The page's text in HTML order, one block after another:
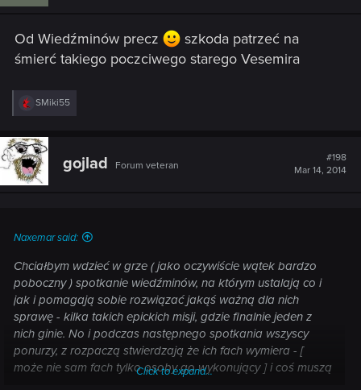
Od Wiedźminów precz
szkoda patrzeć na
śmierć takiego poczciwego starego Vesemira
R
e
c
t
i
o
SMiki55
gojlad Forum veteran
#198
Mar 14, 2014
Naxemar said:
Chciałbym wdzieć w grze ( jako oczywiście wątek bardzo
poboczny ) spotkanie wiedźminów, na którym ustalają co i
jak i pomagają sobie rozwiązać jakąś ważną dla nich
sprawę - kilka takich epickich misji, gdzie finalnie jeden z
nich ginie. No i podczas następnego spotkania wszyscy
ponurzy, z rozpaczą stwierdzają że ich fach wymiera - [
może nie sam fach tylko osoby go wykonujący ] i coś muszą
Click to expand...